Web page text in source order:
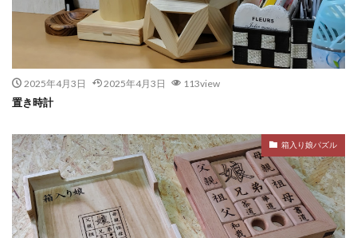
2025年4月3日 2025年4月3日 113view
置き時計
箱入り娘パズル